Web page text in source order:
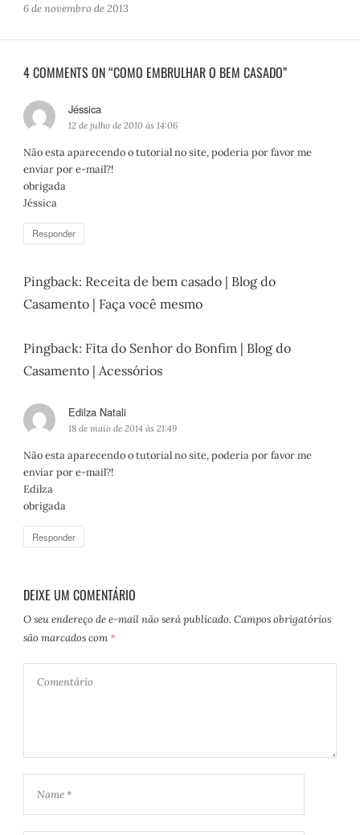
6 de novembro de 2013
4 COMMENTS ON “COMO EMBRULHAR O BEM CASADO”
Jéssica
i
s
e
12 de julho de 2010 às 14:06
Não esta aparecendo o tutorial no site, poderia por favor me
enviar por e-mail?!
obrigada
Jéssica
Responder
Pingback: Receita de bem casado | Blog do
Casamento | Faça você mesmo
Pingback: Fita do Senhor do Bonfim | Blog do
Casamento | Acessórios
Edilza Natali
i
s
18 de maio de 2014 às 21:49
Não esta aparecendo o tutorial no site, poderia por favor me
enviar por e-mail?!
Edilza
obrigada
Responder
DEIXE UM COMENTÁRIO
O seu endereço de e-mail não será publicado. Campos obrigatórios
são marcados com *